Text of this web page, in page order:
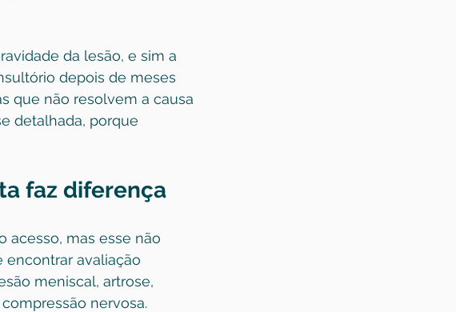
da lesão, e sim a
depois de meses
que não resolvem a causa
detalhada, porque
faz diferença
acesso, mas esse não
encontrar avaliação
meniscal, artrose,
nervosa.